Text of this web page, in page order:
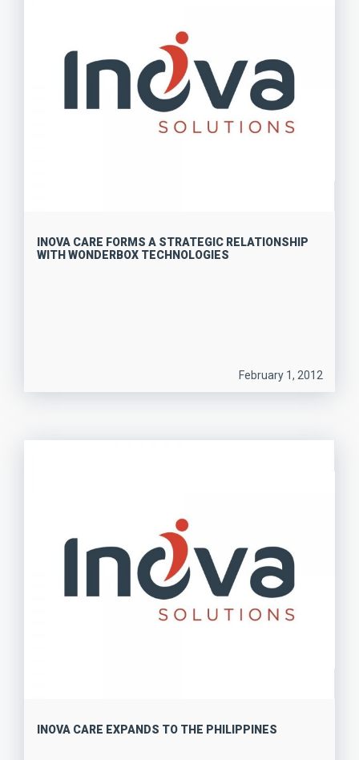
INOVA CARE FORMS A STRATEGIC RELATIONSHIP
WITH WONDERBOX TECHNOLOGIES
February 1, 2012
INOVA CARE EXPANDS TO THE PHILIPPINES